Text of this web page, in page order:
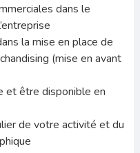
dans le
la mise en place de
(mise en avant
et être disponible en
de votre activité et du